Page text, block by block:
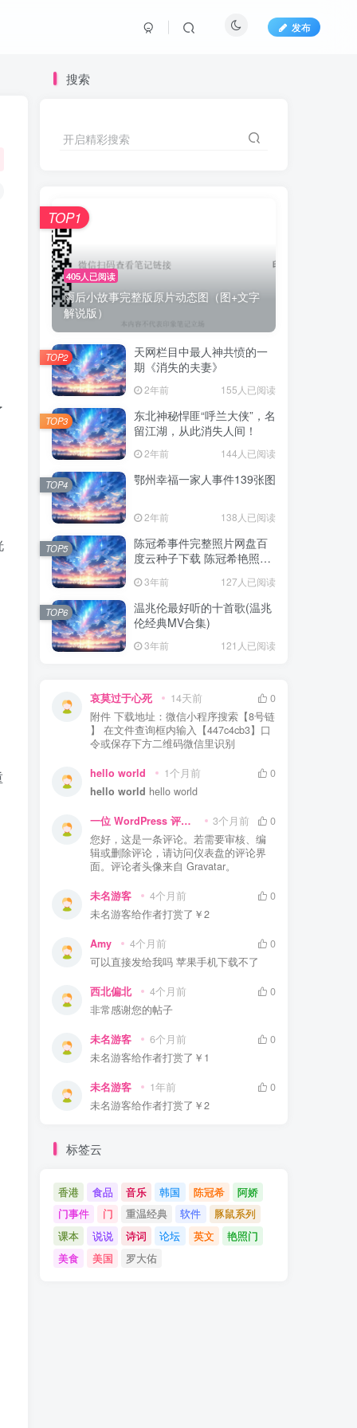
发布
搜索
开启精彩搜索
405人已阅读
雨后小故事完整版原片动态图（图+文字
解说版）
TOP1
天网栏目中最人神共愤的一
期《消失的夫妻》
2年前 155人已阅读
TOP2
东北神秘悍匪“呼兰大侠”，名
留江湖，从此消失人间！
2年前 144人已阅读
TOP3
鄂州幸福一家人事件139张图
2年前 138人已阅读
TOP4
陈冠希事件完整照片网盘百
度云种子下载 陈冠希艳照门
门全部图片观看
3年前 127人已阅读
TOP5
温兆伦最好听的十首歌(温兆
伦经典MV合集)
3年前 121人已阅读
TOP6
哀莫过于心死 14天前
0
附件 下载地址：微信小程序搜索【8号链
】 在文件查询框内输入【447c4cb3】口
令或保存下方二维码微信里识别
hello world 1个月前
0
hello world hello world
一位 WordPress 评论者 3个月前
0
您好，这是一条评论。若需要审核、编
辑或删除评论，请访问仪表盘的评论界
面。评论者头像来自 Gravatar。
未名游客 4个月前
0
未名游客给作者打赏了 ￥2
Amy 4个月前
0
可以直接发给我吗 苹果手机下载不了
西北偏北 4个月前
0
非常感谢您的帖子
未名游客 6个月前
0
未名游客给作者打赏了 ￥1
未名游客 1年前
0
未名游客给作者打赏了 ￥2
标签云
香港 食品 音乐 韩国 陈冠希
阿娇
门事件
门 重温经典 软件
豚鼠系列
课本
说说 诗词 论坛 英文
艳照门
美食
美国 罗大佑